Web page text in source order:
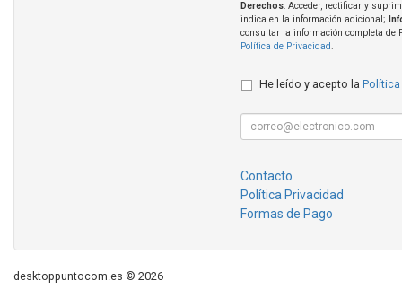
Derechos: Acceder, rectificar y
indica en la información adicional;
consultar la información completa de
Política de Privacidad
He leído y acepto la Política
Contacto
Política Privacidad
Formas de Pago
desktoppuntocom.es © 2026